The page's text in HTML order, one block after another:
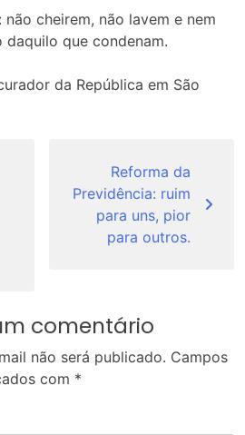
cheirem, não lavem e nem
que condenam.
da República em São
Reforma da
Previdência: ruim
para uns, pior
para outros.
comentário
não será publicado. Campos
com *